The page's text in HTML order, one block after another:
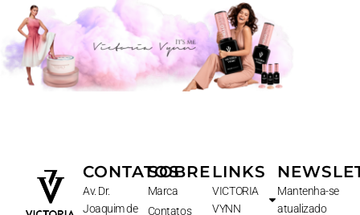
CONTATOS
Av. Dr.
Joaquim de
SOBRE
Marca
Contatos
LINKS
VICTORIA
VYNN
Mantenha-se
atualizado